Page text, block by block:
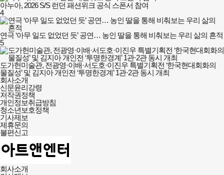
아누아, 2026 S/S 런던 패션위크 공식 스폰서 참여
4
연극 ‘아무 일도 없었던 듯’ 공연… 농인 딸을 통해 비춰보는 우리 삶의 흔적
5
도가헌미술관, 전광영·이배·서도호·이진우 특별기획전 ‘한국현대회화의
물질성’ 및 김지아 개인전 ‘투명한경계’ 1관·2관 동시 개최
아트앤엔터
미디어뉴스
회사소개
및
정책안내
회사소개
신문윤리강령
저작권정책
개인정보취급방침
청소년보호정책
기사제보
제휴문의
불편신고
회사소개